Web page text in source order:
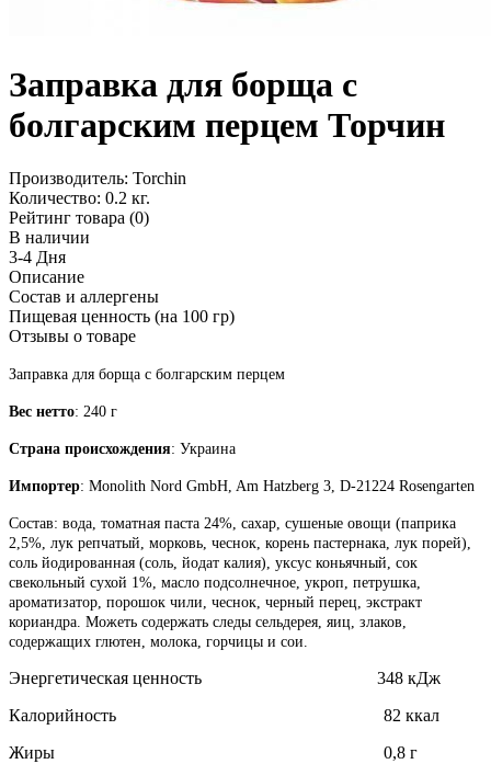
Заправка для борща с
болгарским перцем Торчин
Производитель: Torchin
Количество: 0.2 кг.
Рейтинг товара (0)
В наличии
3-4 Дня
Описание
Состав и аллергены
Пищевая ценность (на 100 гр)
Отзывы о товаре
Заправка для борща с болгарским перцем
Вес нетто: 240 г
Страна происхождения: Украина
Импортер: Monolith Nord GmbH, Am Hatzberg 3, D-21224 Rosengarten
Состав: вода, томатная паста 24%, сахар, сушеные овощи (паприка
2,5%, лук репчатый, морковь, чеснок, корень пастернака, лук порей),
соль йодированная (соль, йодат калия), уксус коньячный, сок
свекольный сухой 1%, масло подсолнечное, укроп, петрушка,
ароматизатор, порошок чили, чеснок, черный перец, экстракт
кориандра. Можеть содержать следы сельдерея, яиц, злаков,
содержащих глютен, молока, горчицы и сои.
Энергетическая ценность 348 кДж
Калорийность 82 ккал
Жиры 0,8 г